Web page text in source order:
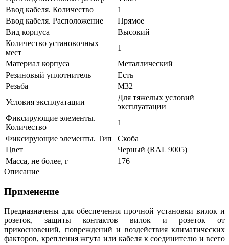
Ввод кабеля. Количество
1
Ввод кабеля. Расположение
Прямое
Вид корпуса
Высокий
Количество установочных
мест
1
Материал корпуса
Металлический
Резиновый уплотнитель
Есть
Резьба
М32
Условия эксплуатации
Для тяжелых условий
эксплуатации
Фиксирующие элементы.
Количество
1
Фиксирующие элементы. Тип
Скоба
Цвет
Черный (RAL 9005)
Масса, не более, г
176
Описание
Применение
Предназначены для обеспечения прочной установки вилок и
розеток, защиты контактов вилок и розеток от
прикосновений, повреждений и воздействия климатических
факторов, крепления жгута или кабеля к соединителю и всего